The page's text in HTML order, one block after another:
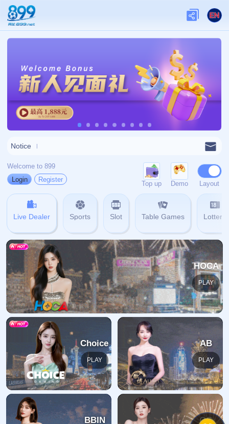
关于我们
关于九游娱乐
查看更多
网站首页 404
地址:
福建省漳州市芗城区石亭镇